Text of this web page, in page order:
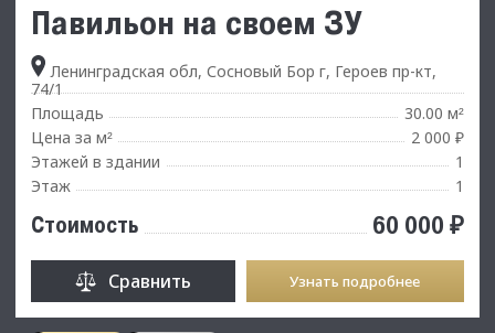
Павильон на своем ЗУ
Ленинградская обл, Сосновый Бор г, Героев пр-кт,
74/1
Площадь
30.00 м²
Цена за м²
2 000 ₽
Этажей в здании
1
Этаж
1
Стоимость 60 000 ₽
Сравнить Узнать подробнее